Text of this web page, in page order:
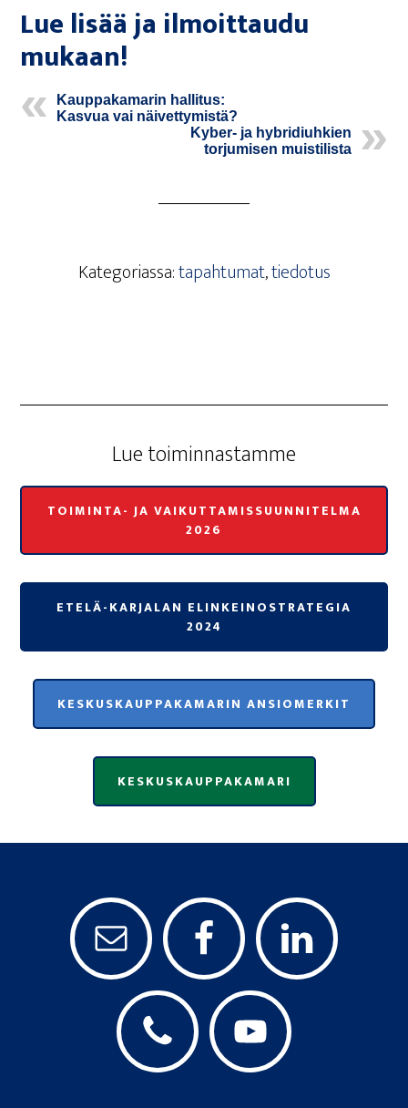
Lue lisää ja ilmoit­tau­du
mukaan!
Kaup­pa­ka­ma­rin hal­li­tus:
Kas­vua vai näivettymistä?
Kyber- ja hybri­diuh­kien
tor­ju­mi­sen muistilista
Kategoriassa:tapahtumat,tiedotus
Lue toi­min­nas­tam­me
TOIMINTA- JA VAIKUTTAMISSUUNNITELMA
2026
ETELÄ-KARJALAN ELINKEINOSTRATEGIA
2024
KESKUSKAUPPAKAMARIN ANSIOMERKIT
KESKUSKAUPPAKAMARI